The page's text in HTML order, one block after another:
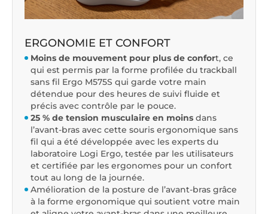
ERGONOMIE ET CONFORT
Moins de mouvement pour plus de confort, ce
qui est permis par la forme profilée du trackball
sans fil Ergo M575S qui garde votre main
détendue pour des heures de suivi fluide et
précis avec contrôle par le pouce.
25 % de tension musculaire en moins dans
l’avant-bras avec cette souris ergonomique sans
fil qui a été développée avec les experts du
laboratoire Logi Ergo, testée par les utilisateurs
et certifiée par les ergonomes pour un confort
tout au long de la journée.
Amélioration de la posture de l’avant-bras grâce
à la forme ergonomique qui soutient votre main